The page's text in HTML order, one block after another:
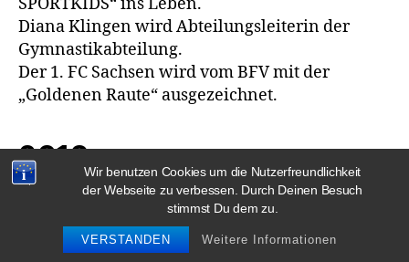
Wir benutzen Cookies um die Nutzerfreundlichkeit
der Webseite zu verbessen. Durch Deinen Besuch
stimmst Du dem zu.
VERSTANDEN Weitere Informationen
Diana Klingen wird Abteilungsleiterin der
Gymnastikabteilung.
Der 1. FC Sachsen wird vom BFV mit der
„Goldenen Raute“ ausgezeichnet.
2018
Die Gemeinde saniert die Schulturnhalle, was
dazu führt, dass viele Abteilungen ihr
Sportangebot in Turnhallen der umliegenden